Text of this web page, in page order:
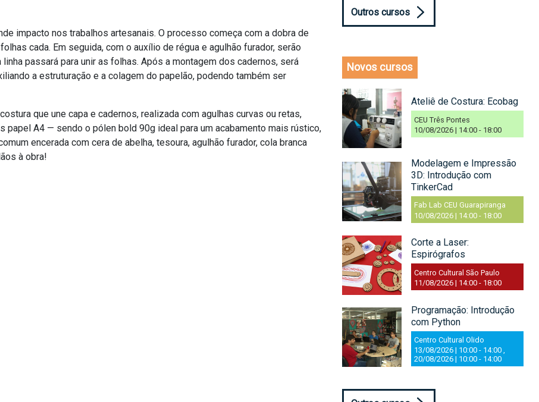
impacto nos trabalhos artesanais. O processo começa com a dobra de
cada. Em seguida, com o auxílio de régua e agulhão furador, serão
passará para unir as folhas. Após a montagem dos cadernos, será
a estruturação e a colagem do papelão, podendo também ser
que une capa e cadernos, realizada com agulhas curvas ou retas,
papel A4 — sendo o pólen bold 90g ideal para um acabamento mais rústico,
encerada com cera de abelha, tesoura, agulhão furador, cola branca
à obra!
Outros cursos
Novos cursos
Ateliê de Costura: Ecobag
CEU Três Pontes
10/08/2026 | 14:00 - 18:00
Modelagem e Impressão
3D: Introdução com
TinkerCad
Fab Lab CEU Guarapiranga
10/08/2026 | 14:00 - 18:00
Corte a Laser:
Espirógrafos
Centro Cultural São Paulo
11/08/2026 | 14:00 - 18:00
Programação: Introdução
com Python
Centro Cultural Olido
13/08/2026 | 10:00 - 14:00 ,
20/08/2026 | 10:00 - 14:00